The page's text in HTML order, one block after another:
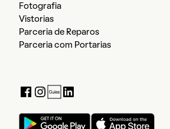
Fotografia
Vistorias
Parceria de Reparos
Parceria com Portarias